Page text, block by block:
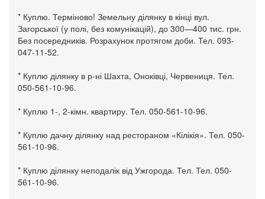
* Куплю. Терміново! Земельну ділянку в кінці вул.
Загорської (у полі, без комунікацій), до 300—400 тис. грн.
Без посередників. Розрахунок протягом доби. Тел. 093-
047-11-52.
* Куплю ділянку в р-ні Шахта, Оноківці, Червениця. Тел.
050-561-10-96.
* Куплю 1-, 2-кімн. квартиру. Тел. 050-561-10-96.
* Куплю дачну ділянку над рестораном «Кілікія». Тел. 050-
561-10-96.
* Куплю ділянку неподалік від Ужгорода. Тел. Тел. 050-
561-10-96.